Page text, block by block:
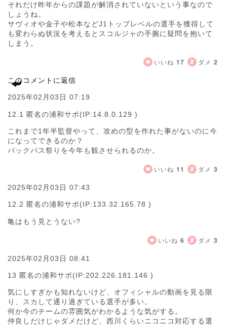
それだけ昨年からの課題が解消されていないという事なので
しょうね。
サヴィオや金子や松本などJ1トップレベルの選手を獲得して
も変わらぬ状況を考えるとスコルジャの手腕に疑問を抱いて
しまう。
いいね 17 ダメ 2
このコメントに返信
2025年02月03日 07:19
12.1 匿名の浦和サポ(IP:14.8.0.129 )
これまで1年半監督やって、攻めの型を作れた事がないのに今
になってできるのか？
バックパス祭りを今年も観させられるのか。
いいね 11 ダメ 3
2025年02月03日 07:43
12.2 匿名の浦和サポ(IP:133.32.165.78 )
亀はもう見とうない?
いいね 6 ダメ 3
2025年02月03日 08:41
13 匿名の浦和サポ(IP:202.226.181.146 )
気にしすぎかも知れないけど、オフィシャルの動画を見る限
り、スカして通り過ぎている選手が多い。
何か今のチームの雰囲気がわかるような気がする。
仲良しだけじゃダメだけど、西川くらいニコニコ対応する選